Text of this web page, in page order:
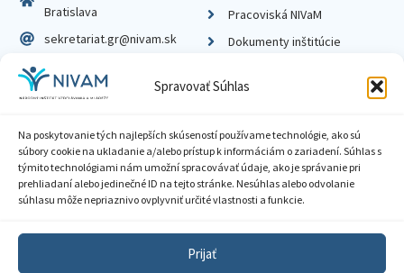
Spravovať Súhlas
Na poskytovanie tých najlepších skúseností používame technológie, ako sú
súbory cookie na ukladanie a/alebo prístup k informáciám o zariadení. Súhlas s
týmito technológiami nám umožní spracovávať údaje, ako je správanie pri
prehliadaní alebo jedinečné ID na tejto stránke. Nesúhlas alebo odvolanie
súhlasu môže nepriaznivo ovplyvniť určité vlastnosti a funkcie.
Prijať
Bratislava
sekretariat.gr@nivam.sk
IČO: 00164348
DIČ: 2020798714
Pracoviská NIVaM
Dokumenty inštitúcie
Zásady ochrany súkromia
Sprístupnenie informácií